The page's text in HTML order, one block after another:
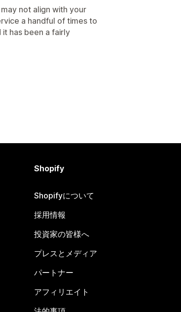
not align with your
a handful of times to
has been a fairly
Shopify
Shopifyについて
採用情報
投資家の皆様へ
プレスとメディア
パートナー
アフィリエイト